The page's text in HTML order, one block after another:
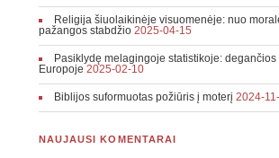
Religija šiuolaikinėje visuomenėje: nuo
pažangos stabdžio 2025-04-15
Pasiklydę melagingoje statistikoje:
Europoje 2025-02-10
Biblijos suformuotas požiūris į moterį 2024-
NAUJAUSI KOMENTARAI